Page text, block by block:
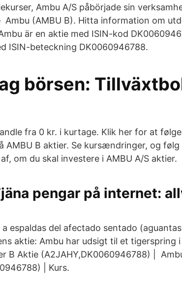
Ambu A/S påbörjade sin
Ambu (AMBU B). Hitta information om
är en aktie med ISIN-kod
ISIN-beteckning DK0060946788.
börsen:
fra 0 kr. i kurtage. Klik her for at
AMBU B aktier. Se kursændringer, og
om du skal investere i AMBU A/S aktier.
pengar på internet:
a espaldas del afectado sentado
aktie: Ambu har udsigt til et tigerspring
B Aktie (A2JAHY,DK0060946788) |
| Kurs.